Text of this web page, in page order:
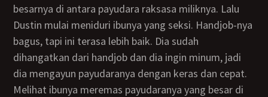
besarnya di antara payudara raksasa miliknya. Lalu
Dustin mulai meniduri ibunya yang seksi. Handjob-nya
bagus, tapi ini terasa lebih baik. Dia sudah
dihangatkan dari handjob dan dia ingin minum, jadi
dia mengayun payudaranya dengan keras dan cepat.
Melihat ibunya meremas payudaranya yang besar di